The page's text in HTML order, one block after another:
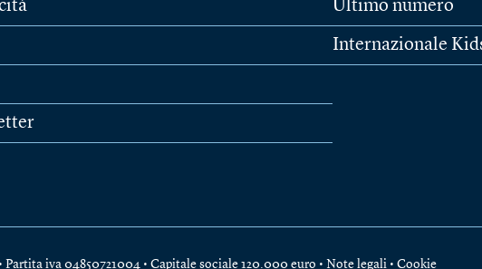
Ultimo numero
Internazionale
iva 04850721004 • Capitale sociale 120.000 euro • Note legali • Cookie